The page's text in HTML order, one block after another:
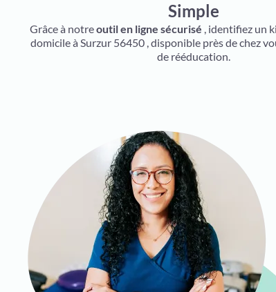
Simple
Grâce à notreoutil en ligne sécurisé , identifiez un
domicile à Surzur 56450 , disponible près de chez
de rééducation.